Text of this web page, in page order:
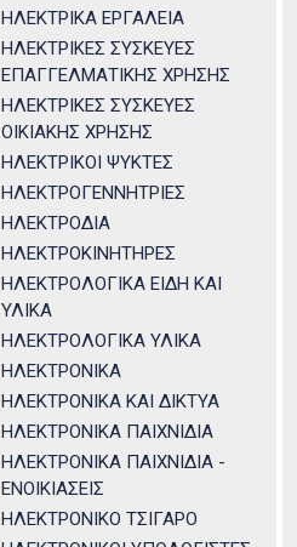
ΗΛΕΚΤΡΙΚΑ ΕΡΓΑΛΕΙΑ
ΗΛΕΚΤΡΙΚΕΣ ΣΥΣΚΕΥΕΣ
ΕΠΑΓΓΕΛΜΑΤΙΚΗΣ ΧΡΗΣΗΣ
ΗΛΕΚΤΡΙΚΕΣ ΣΥΣΚΕΥΕΣ
ΟΙΚΙΑΚΗΣ ΧΡΗΣΗΣ
ΗΛΕΚΤΡΙΚΟΙ ΨΥΚΤΕΣ
ΗΛΕΚΤΡΟΓΕΝΝΗΤΡΙΕΣ
ΗΛΕΚΤΡΟΔΙΑ
ΗΛΕΚΤΡΟΚΙΝΗΤΗΡΕΣ
ΗΛΕΚΤΡΟΛΟΓΙΚΑ ΕΙΔΗ ΚΑΙ
ΥΛΙΚΑ
ΗΛΕΚΤΡΟΛΟΓΙΚΑ ΥΛΙΚΑ
ΗΛΕΚΤΡΟΝΙΚΑ
ΗΛΕΚΤΡΟΝΙΚΑ ΚΑΙ ΔΙΚΤΥΑ
ΗΛΕΚΤΡΟΝΙΚΑ ΠΑΙΧΝΙΔΙΑ
ΗΛΕΚΤΡΟΝΙΚΑ ΠΑΙΧΝΙΔΙΑ -
ΕΝΟΙΚΙΑΣΕΙΣ
ΗΛΕΚΤΡΟΝΙΚΟ ΤΣΙΓΑΡΟ